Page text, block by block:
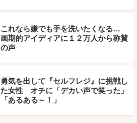
これなら嫌でも手を洗いたくなる…
画期的アイディアに１２万人から称賛
の声
勇気を出して『セルフレジ』に挑戦し
た女性 オチに「デカい声で笑った」
「あるある～！」